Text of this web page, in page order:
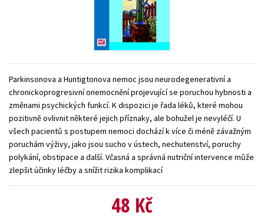
Zahraniční literatura
Všechny tituly
Parkinsonova a Huntigtonova nemoc jsou neurodegenerativní a
chronickoprogresivní onemocnění projevující se poruchou hybnosti a
změnami psychických funkcí. K dispozici je řada léků, které mohou
pozitivně ovlivnit některé jejich příznaky, ale bohužel je nevyléčí. U
všech pacientů s postupem nemoci dochází k více či méně závažným
poruchám výživy, jako jsou sucho v ústech, nechutenství, poruchy
polykání, obstipace a další. Včasná a správná nutriční intervence může
zlepšit účinky léčby a snížit rizika komplikací
48 Kč